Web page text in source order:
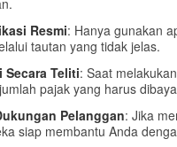
Resmi: Hanya gunakan
tautan yang tidak jelas.
Secara Teliti: Saat
pajak yang harus
Pelanggan: Jika
siap membantu Anda